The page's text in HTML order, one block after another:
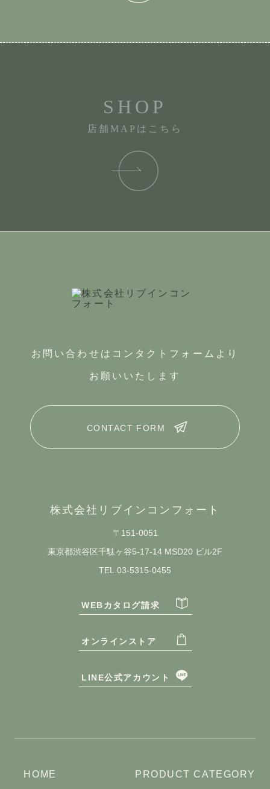
SHOP
店舗MAPはこちら
お問い合わせはコンタクトフォームより
お願いいたします
CONTACT FORM
株式会社リブインコンフォート
〒151-0051
東京都渋谷区千駄ヶ谷5-17-14 MSD20 ビル2F
TEL.03-5315-0455
WEBカタログ請求
オンラインストア
LINE公式アカウント
HOME PRODUCT CATEGORY